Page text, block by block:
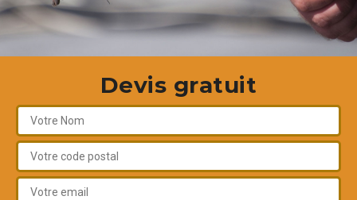
Devis gratuit